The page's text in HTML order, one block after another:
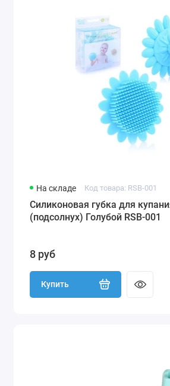
На складе Код товара: RSB-001
Cиликоновая губка для
(подсолнух) Голубой RSB-001
8 руб
Купить